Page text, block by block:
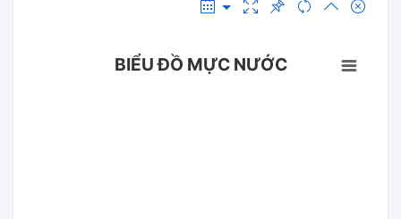
BIỂU ĐỒ MỰC NƯỚC